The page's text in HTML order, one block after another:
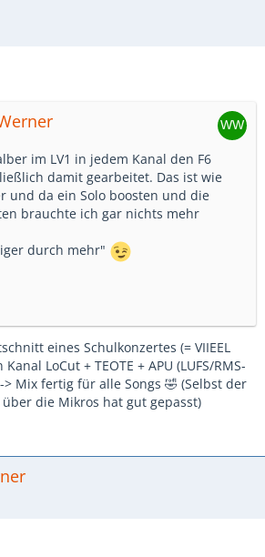
im LV1 in jedem Kanal den F6
damit gearbeitet. Das ist wie
und da ein Solo boosten und die
brauchte ich gar nichts mehr
durch mehr"
eines Schulkonzertes (= VIIEEL
LoCut + TEOTE + APU (LUFS/RMS-
Mix fertig für alle Songs 🤣 (Selbst der
die Mikros hat gut gepasst)